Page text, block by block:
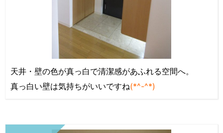
天井・壁の色が真っ白で清潔感があふれる空間へ。
真っ白い壁は気持ちがいいですね(*^-^*)